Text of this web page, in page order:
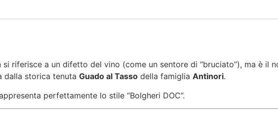
si riferisce a un difetto del vino (come un sentore di “bruciato”), ma è il
dalla storica tenuta Guado al Tasso della famiglia Antinori.
perfettamente lo stile “Bolgheri DOC”.